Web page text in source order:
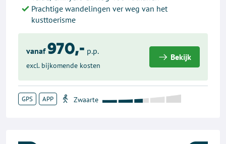
Prachtige wandelingen ver weg van het
kusttoerisme
vanaf 970,- p.p.
excl. bijkomende kosten
Bekijk
GPS APP